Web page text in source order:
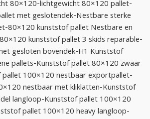
80×120-lichtgewicht 80×120 pallet-
met geslotendek-Nestbare sterke
80×120 kunststof pallet Nestbare en
kunststof pallet 3 skids reparable-
gesloten bovendek-H1 Kunststof
pallets-Kunststof pallet 80×120 zwaar
100×120 nestbaar exportpallet-
nestbaar met kliklatten-Kunststof
langloop-Kunststof pallet 100×120
pallet 100×120 heavy langloop-